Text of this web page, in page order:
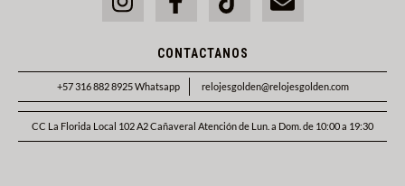
CONTACTANOS
+57 316 882 8925 Whatsapp relojesgolden@relojesgolden.com
CC La Florida Local 102 A2 Cañaveral Atención de Lun. a Dom. de 10:00 a 19:30